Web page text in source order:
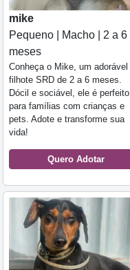
mike
Pequeno | Macho | 2 a 6
meses
Conheça o Mike, um adorável
filhote SRD de 2 a 6 meses.
Dócil e sociável, ele é perfeito
para famílias com crianças e
pets. Adote e transforme sua
vida!
Quero Adotar